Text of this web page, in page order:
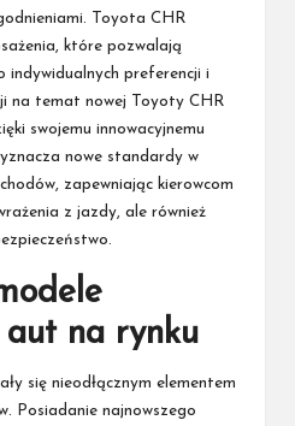
Toyota CHR
które pozwalają
indywidualnych preferencji i
na temat nowej Toyoty CHR
swojemu innowacyjnemu
nowe standardy w
zapewniając kierowcom
z jazdy, ale również
aut na rynku
się nieodłącznym elementem
Posiadanie najnowszego